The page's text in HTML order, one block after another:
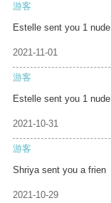
游客
Estelle sent you 1 nude
2021-11-01
游客
Estelle sent you 1 nude
2021-10-31
游客
Shriya sent you a frien
2021-10-29